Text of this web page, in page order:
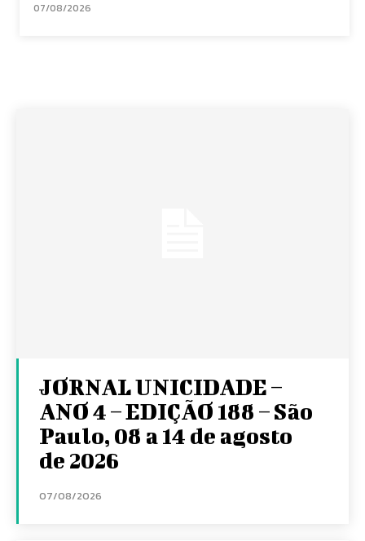
07/08/2026
JORNAL UNICIDADE –
ANO 4 – EDIÇÃO 188 – São
Paulo, 08 a 14 de agosto
de 2026
07/08/2026